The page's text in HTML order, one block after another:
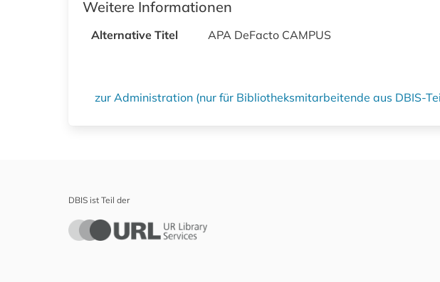
Weitere Informationen
Alternative Titel APA DeFacto CAMPUS
zur Administration (nur für Bibliotheksmitarbeitende aus DBIS-
DBIS ist Teil der